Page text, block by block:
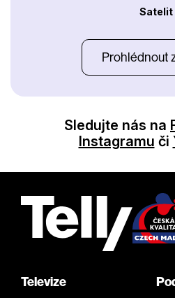
Satelit
Prohlédnout
Sledujte nás na
Instagramu či
Televize